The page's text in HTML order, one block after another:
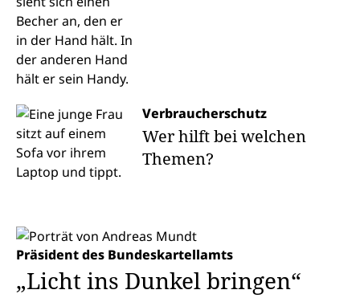
Verbraucherschutz
Wer hilft bei welchen
Themen?
Präsident des Bundeskartellamts
„Licht ins Dunkel bringen“